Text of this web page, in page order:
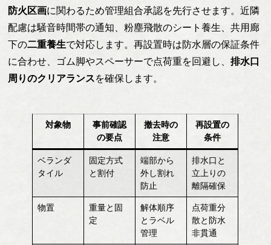
防火区画に関わるため管理組合承認を先行させます。近隣
配慮は騒音時間帯の通知、粉塵飛散のシート養生、共用廊
下の二重養生で対応します。再設置時は防水層の保証条件
に合わせ、ゴム脚やスペーサーで点荷重を回避し、排水口
周りのクリアランスを確保します。
対象物
事前確認
の要点
撤去時の
注意
再設置の
条件
ベランダ
タイル
固定方式
と割付
端部から
外し割れ
防止
排水口と
立上りの
離隔確保
物置
重量と固
定
解体順序
とラベル
管理
点荷重分
散と防水
非貫通